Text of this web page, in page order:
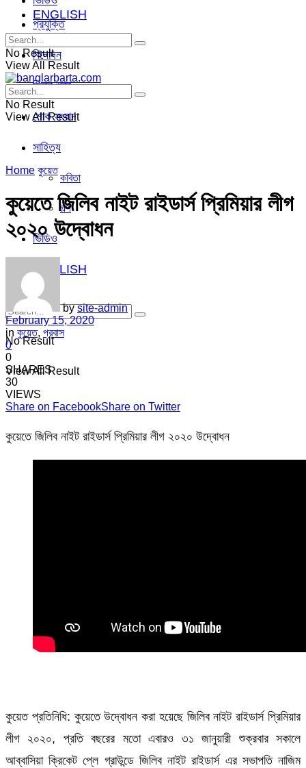
প্রযুক্তি
বিনোদন
ভিন্ন খবর
শোক সংবাদ
সাহিত্য
কবিতা
গল্প
ভিডিও
ENGLISH
No Result
View All Result
ENGLISH
No Result
View All Result
No Result
View All Result
Home কুয়েত
কুয়েতে জিলিব নাইট রাইডার্স প্রিমিয়ার লীগ
২০২০ উদ্বোধন
by site-admin
February 15, 2020
in কুয়েত, প্রবাস
0
0
SHARES
30
VIEWS
Share on FacebookShare on Twitter
কুয়েতে জিলিব নাইট রাইডার্স প্রিমিয়ার লীগ ২০২০ উদ্বোধন
কুয়েত প্রতিনিধি: কুয়েতে উদ্বোধন করা হয়েছে জিলিব নাইট রাইডার্স প্রিমিয়ার
লীগ ২০২০, প্রতি বছরের মতো এবারও ৩১ জানুয়ারী শুক্রবার সকালে
আব্বাসিয়া ক্রিকেট প্লে গ্রাউন্ডে জিলিব নাইট রাইডার্স এর সভাপতি নাজিম